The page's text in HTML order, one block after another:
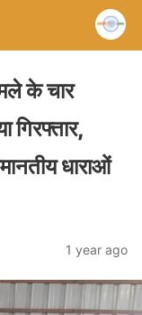
के चार
गिरफ्तार,
धाराओं
1 year ago